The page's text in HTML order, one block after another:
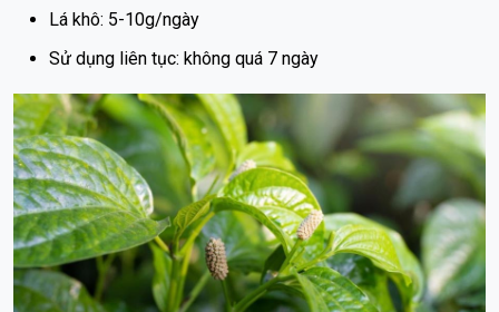
Lá khô: 5-10g/ngày
Sử dụng liên tục: không quá 7 ngày